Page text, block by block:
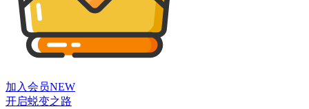
加入会员NEW
开启蜕变之路